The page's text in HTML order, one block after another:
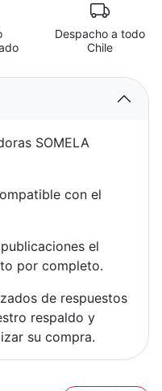
Despacho a todo
Chile
SOMELA
con el
el
por completo.
de respuestos
respaldo y
su compra.